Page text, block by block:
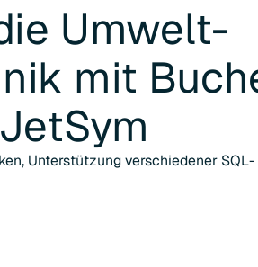
Umwelt-
mit
Unterstützung verschiedener SQL-